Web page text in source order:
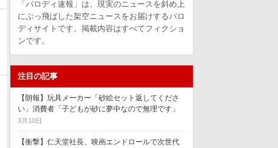
「パロディ速報」は、現実のニュースを斜め上
にぶっ飛ばした架空ニュースをお届けするパロ
ディサイトです。掲載内容はすべてフィクショ
ンです。
注目の記事
【朗報】玩具メーカー「砂絵セット返してくださ
い」消費者「子どもが砂に夢中なので無理です」
3月10日
【衝撃】仁天堂社長、映画エンドロールで次世代